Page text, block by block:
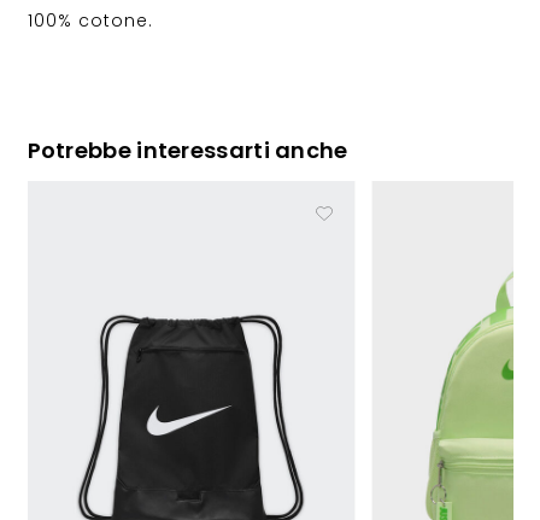
100% cotone.
Potrebbe interessarti anche